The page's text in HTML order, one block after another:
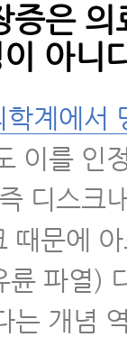
증은 의
아니
계에서
이를 인
디스크
때문에
파열)
는 개념